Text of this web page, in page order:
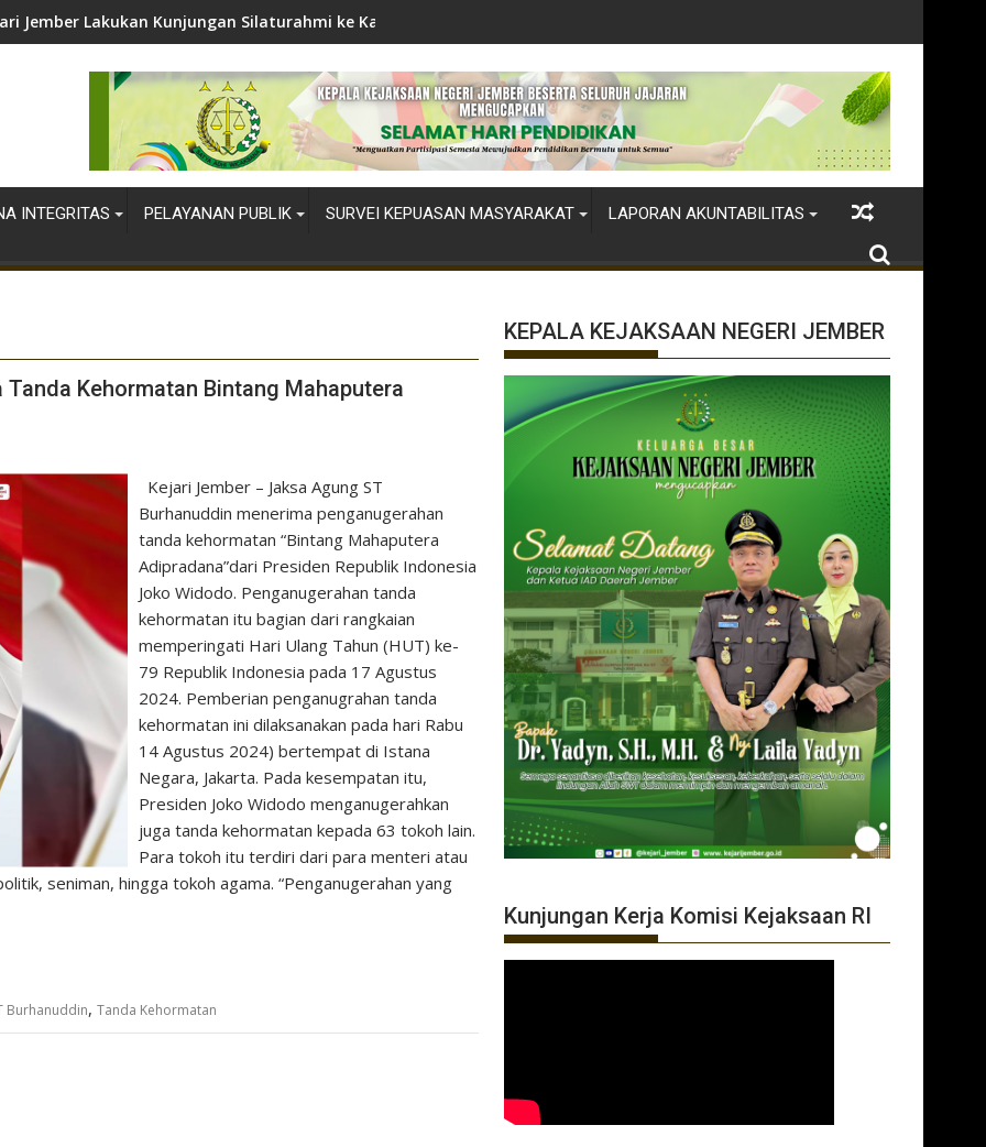
Jember Lakukan Kunjungan Silaturahmi ke Kapolres Jember
INTEGRITAS PELAYANAN PUBLIK SURVEI KEPUASAN MASYARAKAT LAPORAN AKUNTABILITAS
Kehormatan Bintang Mahaputera
Kejari Jember – Jaksa Agung ST
Burhanuddin menerima penganugerahan
tanda kehormatan “Bintang Mahaputera
Adipradana”dari Presiden Republik Indonesia
Joko Widodo. Penganugerahan tanda
kehormatan itu bagian dari rangkaian
memperingati Hari Ulang Tahun (HUT) ke-
79 Republik Indonesia pada 17 Agustus
2024. Pemberian penganugrahan tanda
kehormatan ini dilaksanakan pada hari Rabu
14 Agustus 2024) bertempat di Istana
Negara, Jakarta. Pada kesempatan itu,
Presiden Joko Widodo menganugerahkan
juga tanda kehormatan kepada 63 tokoh lain.
Para tokoh itu terdiri dari para menteri atau
seniman, hingga tokoh agama. “Penganugerahan yang
Burhanuddin, Tanda Kehormatan
KEPALA KEJAKSAAN NEGERI JEMBER
Kunjungan Kerja Komisi Kejaksaan RI